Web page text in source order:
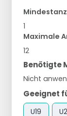
1
Maximale
12
Benötigte
Nicht
Geeignet
U19